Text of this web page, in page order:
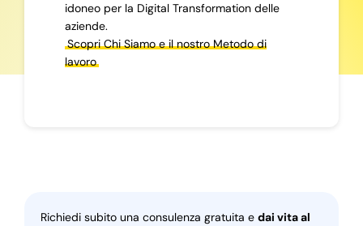
idoneo per la Digital Transformation delle
aziende.
Scopri Chi Siamo e il nostro Metodo di
lavoro
Richiedi subito una consulenza gratuita e dai vita al